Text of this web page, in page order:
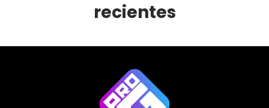
recientes